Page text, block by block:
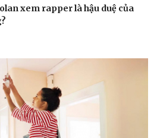
Podcast
Câu chuyện thời sự
Đọc truyện đêm khuya
Cửa sổ tình yêu
Kể chuyện cho bé
xem rapper là hậu duệ của